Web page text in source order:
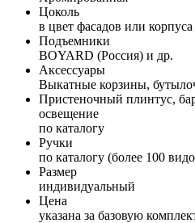
Цоколь
в цвет фасадов или корпуса
Подъемники
BOYARD (Россия) и др.
Аксессуары
Выкатные корзины,
Пристеночный плинтус,
освещение
по каталогу
Ручки
по каталогу (более 100
Размер
индивидуальный
Цена
указана за базовую